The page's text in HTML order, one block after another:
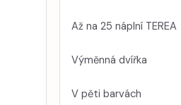
Až na 25 náplní TEREA
Výměnná dvířka
V pěti barvách